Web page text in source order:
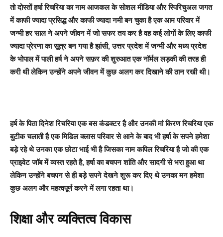
तो दोस्तों हर्षा रिचरिया का नाम आजकल के सोशल मीडिया और स्पिरिचुअल जगत
में काफी ज्यादा प्रसिद्ध और काफी ज्यादा नमी बन चुका है एक आम परिवार में
जन्मी हर साल ने अपने जीवन में जो सफर तय कर है वह कई लोगों के लिए काफी
ज्यादा प्रेरणा का सूत्र बन गया है झांसी, उत्तर प्रदेश में जन्मी और मध्य प्रदेश
के भोपाल में पाली हर्ष ने अपने सफ़र की शुरुआत एक नॉर्मल लड़की की तरह ही
करी थी लेकिन उन्होंने अपने जीवन में कुछ अलग कर दिखाने की ठान रखी थी।
हर्ष के पिता दिनेश रिचरिया एक बस कंडक्टर है और उनकी मां किरण रिचरिया एक
बुटीक चलाती है एक मिडिल क्लास परिवार से आने के बाद भी हर्षा के सपने हमेशा
बड़े रहे थे उनका एक छोटा भाई भी है जिसका नाम कपिल रिचरिया है जो की एक
प्राइवेट जॉब में व्यस्त रहते है, हर्षा का बचपन शांति और सादगी से भरा हुआ था
लेकिन उन्होंने बचपन से ही बड़े सपने देखने शुरू कर दिए थे उनका मन हमेशा
कुछ अलग और महत्वपूर्ण करने में लगा रहता था।
शिक्षा और व्यक्तित्व विकास